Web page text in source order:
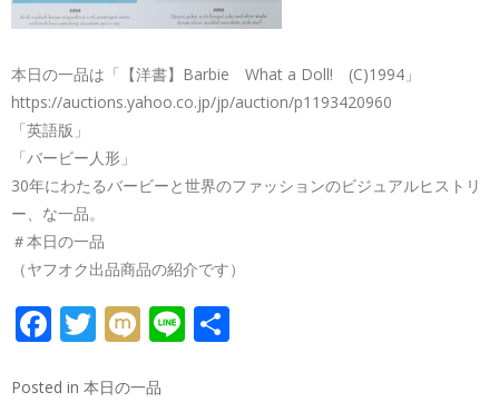
本日の一品は「【洋書】Barbie What a Doll! (C)1994」
https://auctions.yahoo.co.jp/jp/auction/p1193420960
「英語版」
「バービー人形」
30年にわたるバービーと世界のファッションのビジュアルヒストリ
ー、な一品。
＃本日の一品
（ヤフオク出品商品の紹介です）
FACEBOOK
TWITTER
MIXILINE
Posted in 本日の一品